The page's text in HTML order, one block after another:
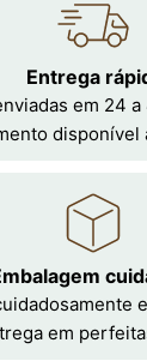
Entrega
em 24
em